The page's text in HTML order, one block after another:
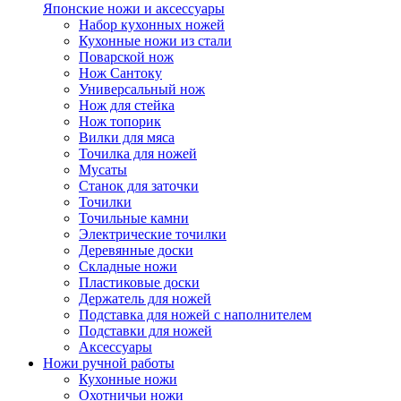
Японские ножи и аксессуары
Набор кухонных ножей
Кухонные ножи из стали
Поварской нож
Нож Сантоку
Универсальный нож
Нож для стейка
Нож топорик
Вилки для мяса
Точилка для ножей
Мусаты
Станок для заточки
Точилки
Точильные камни
Электрические точилки
Деревянные доски
Складные ножи
Пластиковые доски
Держатель для ножей
Подставка для ножей с наполнителем
Подставки для ножей
Аксессуары
Ножи ручной работы
Кухонные ножи
Охотничьи ножи